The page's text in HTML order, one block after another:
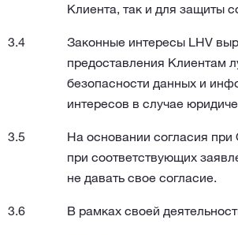
Клиента, так и для защиты
Законные интересы LHV
предоставления Клиентам
безопасности данных и
интересов в случае
На основании согласия
при соответствующих
не давать свое согласие.
В рамках своей